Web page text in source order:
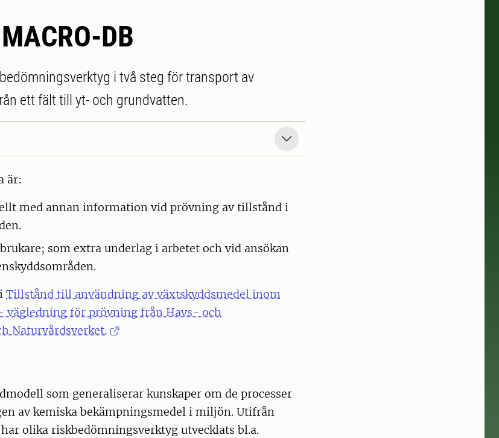
DB
i två steg för transport av
ett fält till yt- och grundvatten.
är:
med annan information vid prövning av tillstånd i
som extra underlag i arbetet och vid ansökan
Tillstånd till användning av växtskyddsmedel inom
vägledning för prövning från Havs- och
Naturvårdsverket.
som generaliserar kunskaper om de processer
av kemiska bekämpningsmedel i miljön. Utifrån
olika riskbedömningsverktyg utvecklats bl.a.